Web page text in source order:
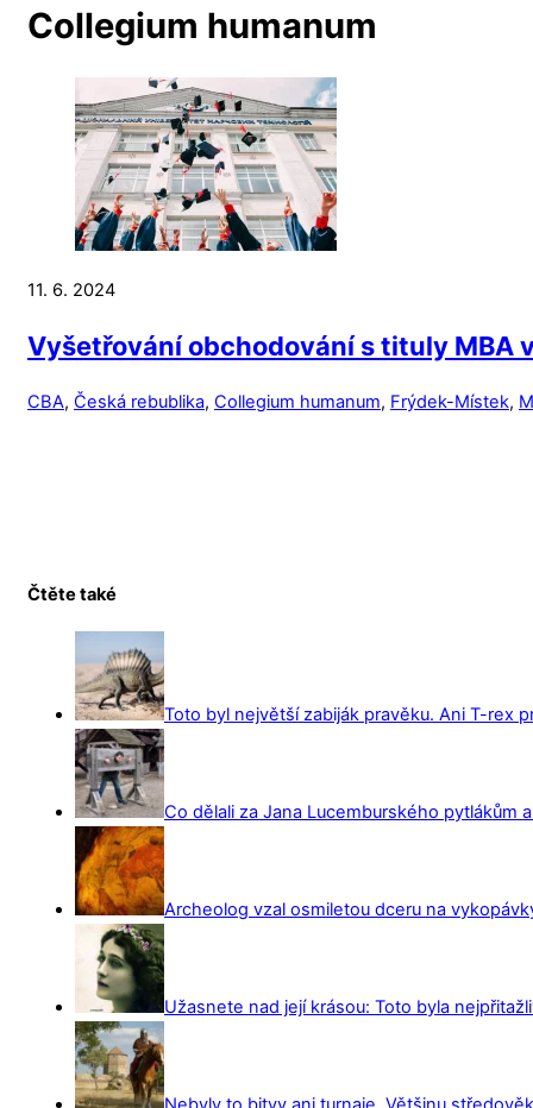
Collegium humanum
11. 6. 2024
Vyšetřování obchodování s tituly MBA
CBA, Česká rebublika, Collegium humanum, Frýdek-Místek,
Čtěte také
Toto byl největší zabiják pravěku. Ani T-rex
Co dělali za Jana Lucemburského pytlákům
Archeolog vzal osmiletou dceru na
Užasnete nad její krásou: Toto byla